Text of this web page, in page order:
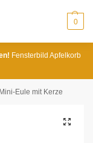
0
Fensterbild Apfelkorb
Eule mit Kerze